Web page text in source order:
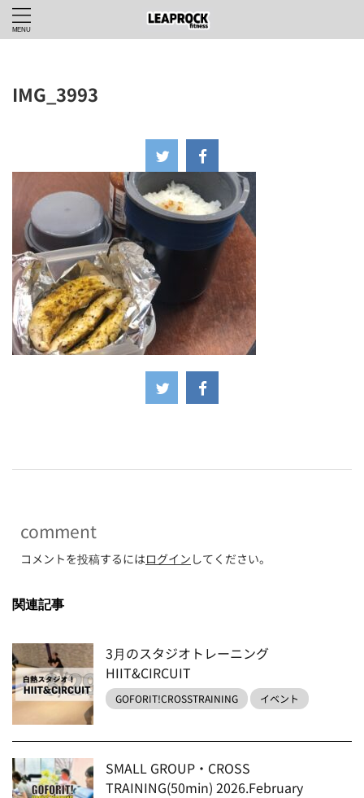
IMG_3993
comment
コメントを投稿するにはログイン してください。
関連記事
3月のスタジオトレーニング
HIIT&CIRCUIT
GOFORIT!CROSSTRAINING イベント
SMALL GROUP・CROSS
TRAINING(50min) 2026.February